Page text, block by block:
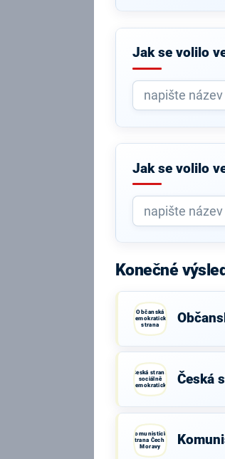
Jak se volilo
Jak se volilo
Konečné
Občanská
demokratická
strana
Česká strana
sociálně
demokratická
Česká
Komunistická
strana Čech a
Moravy